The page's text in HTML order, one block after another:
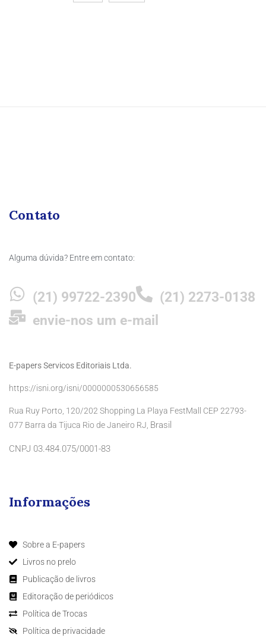
Contato
Alguma dúvida? Entre em contato:
(21) 99722-2390
(21) 2273-0138
envie-nos um e-mail
E-papers Servicos Editoriais Ltda.
https://isni.org/isni/0000000530656585
Rua Ruy Porto, 120/202 Shopping La Playa FestMall CEP 22793-
077 Barra da Tijuca Rio de Janeiro RJ, Brasil
CNPJ 03.484.075/0001-83
Informações
Sobre a E-papers
Livros no prelo
Publicação de livros
Editoração de periódicos
Política de Trocas
Política de privacidade